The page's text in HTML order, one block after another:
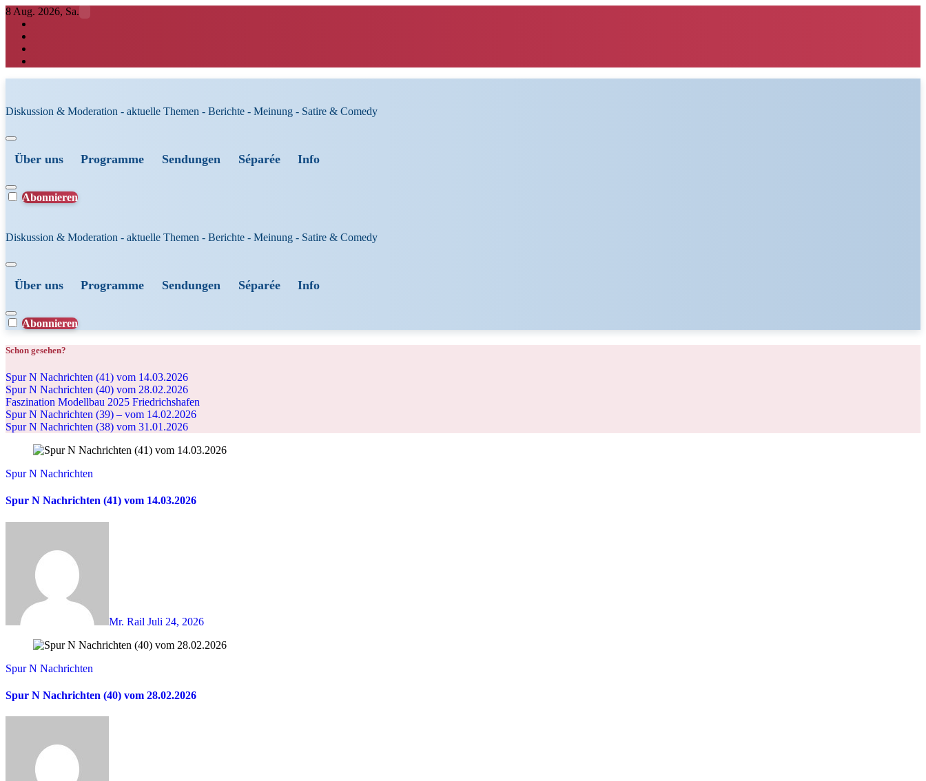
Zum
Inhalt
springen
8 Aug. 2026, Sa.
Diskussion & Moderation - aktuelle Themen - Berichte - Meinung - Satire & Comedy
Über uns Programme Sendungen Séparée Info
Abonnieren
Diskussion & Moderation - aktuelle Themen - Berichte - Meinung - Satire & Comedy
Über uns Programme Sendungen Séparée Info
Abonnieren
Schon gesehen?
Spur N Nachrichten (41) vom 14.03.2026
Spur N Nachrichten (40) vom 28.02.2026
Faszination Modellbau 2025 Friedrichshafen
Spur N Nachrichten (39) – vom 14.02.2026
Spur N Nachrichten (38) vom 31.01.2026
Spur N Nachrichten
Spur N Nachrichten (41) vom 14.03.2026
Mr. Rail Juli 24, 2026
Spur N Nachrichten
Spur N Nachrichten (40) vom 28.02.2026